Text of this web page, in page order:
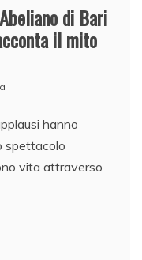
di Bari
il mito
hanno
spettacolo
vita attraverso